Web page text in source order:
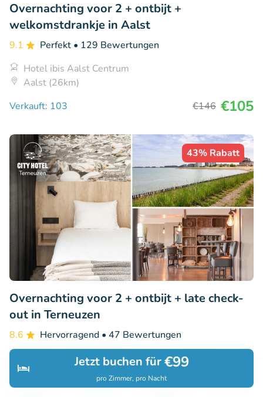
Suchen Buchungen
Jetzt buchen für€99
pro Zimmer, pro Nacht
Overnachting voor 2 + ontbijt +
welkomstdrankje in Aalst
9.1 Perfekt • 129 Bewertungen
Hotel ibis Aalst Centrum
Aalst (26km)
Verkauft: 103
€146 €105
43% Rabatt
Overnachting voor 2 + ontbijt + late check-
out in Terneuzen
8.6 Hervorragend • 47 Bewertungen
City Hotel Terneuzen
Terneuzen (30km)